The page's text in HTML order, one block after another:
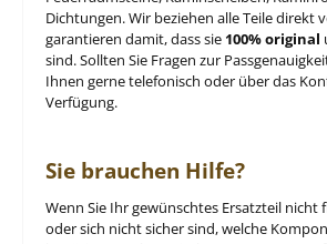
Dichtungen. Wir beziehen alle Teile direkt
garantieren damit, dass sie 100% original
sind. Sollten Sie Fragen zur
Ihnen gerne telefonisch oder über das
Verfügung.
Sie brauchen Hilfe?
Wenn Sie Ihr gewünschtes Ersatzteil nicht
oder sich nicht sicher sind, welche